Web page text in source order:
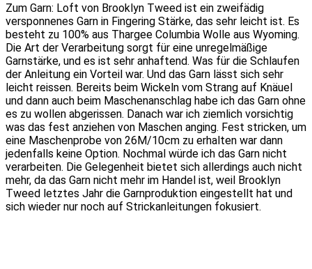
Zum Garn: Loft von Brooklyn Tweed ist ein zweifädig
versponnenes Garn in Fingering Stärke, das sehr leicht ist. Es
besteht zu 100% aus Thargee Columbia Wolle aus Wyoming.
Die Art der Verarbeitung sorgt für eine unregelmäßige
Garnstärke, und es ist sehr anhaftend. Was für die Schlaufen
der Anleitung ein Vorteil war. Und das Garn lässt sich sehr
leicht reissen. Bereits beim Wickeln vom Strang auf Knäuel
und dann auch beim Maschenanschlag habe ich das Garn ohne
es zu wollen abgerissen. Danach war ich ziemlich vorsichtig
was das fest anziehen von Maschen anging. Fest stricken, um
eine Maschenprobe von 26M/10cm zu erhalten war dann
jedenfalls keine Option. Nochmal würde ich das Garn nicht
verarbeiten. Die Gelegenheit bietet sich allerdings auch nicht
mehr, da das Garn nicht mehr im Handel ist, weil Brooklyn
Tweed letztes Jahr die Garnproduktion eingestellt hat und
sich wieder nur noch auf Strickanleitungen fokusiert.